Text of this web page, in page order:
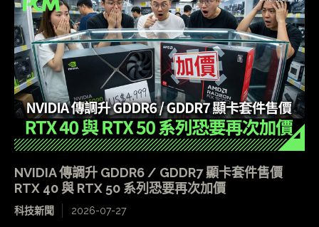
NVIDIA 傳調升 GDDR6 / GDDR7 顯卡套件售價
RTX 40 與 RTX 50 系列恐要再次加價
科技新聞 2026-07-27